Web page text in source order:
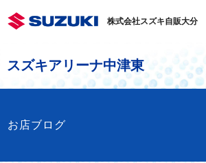
株式会社スズキ自販大分
スズキアリーナ中津東
お店ブログ